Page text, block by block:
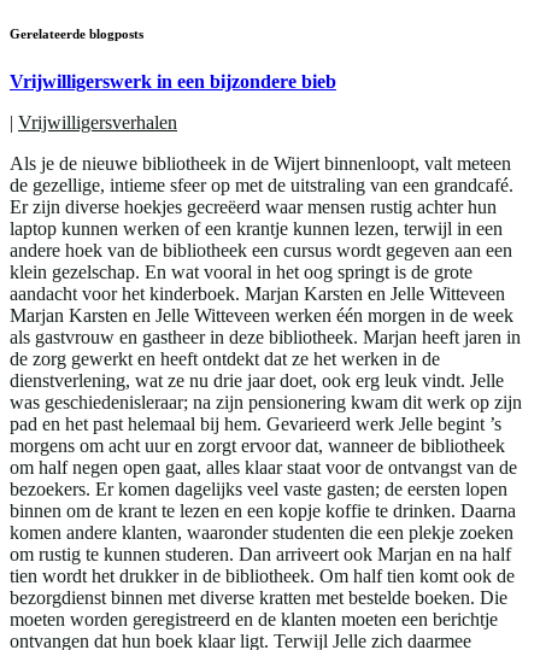
Gerelateerde blogposts
Vrijwilligerswerk in een bijzondere bieb
| Vrijwilligersverhalen
Als je de nieuwe bibliotheek in de Wijert binnenloopt, valt meteen
de gezellige, intieme sfeer op met de uitstraling van een grandcafé.
Er zijn diverse hoekjes gecreëerd waar mensen rustig achter hun
laptop kunnen werken of een krantje kunnen lezen, terwijl in een
andere hoek van de bibliotheek een cursus wordt gegeven aan een
klein gezelschap. En wat vooral in het oog springt is de grote
aandacht voor het kinderboek. Marjan Karsten en Jelle Witteveen
Marjan Karsten en Jelle Witteveen werken één morgen in de week
als gastvrouw en gastheer in deze bibliotheek. Marjan heeft jaren in
de zorg gewerkt en heeft ontdekt dat ze het werken in de
dienstverlening, wat ze nu drie jaar doet, ook erg leuk vindt. Jelle
was geschiedenisleraar; na zijn pensionering kwam dit werk op zijn
pad en het past helemaal bij hem. Gevarieerd werk Jelle begint ’s
morgens om acht uur en zorgt ervoor dat, wanneer de bibliotheek
om half negen open gaat, alles klaar staat voor de ontvangst van de
bezoekers. Er komen dagelijks veel vaste gasten; de eersten lopen
binnen om de krant te lezen en een kopje koffie te drinken. Daarna
komen andere klanten, waaronder studenten die een plekje zoeken
om rustig te kunnen studeren. Dan arriveert ook Marjan en na half
tien wordt het drukker in de bibliotheek. Om half tien komt ook de
bezorgdienst binnen met diverse kratten met bestelde boeken. Die
moeten worden geregistreerd en de klanten moeten een berichtje
ontvangen dat hun boek klaar ligt. Terwijl Jelle zich daarmee